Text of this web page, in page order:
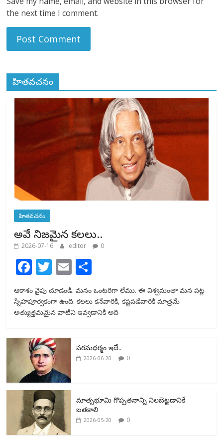
the next time I comment.
హితవచనం
హితవచనం
అవే నిజమైన కలలు..
2026-07-16 editor 0
F
ac
e
b
o
k
T
w
itt
er
E
m
ai
l
ar
e
ఆకాశం వైపు చూడండి. మనం ఒంటరిగా లేము. ఈ విశ్వమంతా మన పట్ల
స్నేహపూర్వకంగా ఉంది. కలలు కనేవారికి, కష్టపడేవారికి మాత్రమే
అత్యుత్తమమైన వాటిని ఇవ్వడానికి అది
పరమధర్మం ఇదే..
2026-06-20 0
మాతృభూమి గొప్పతనాన్ని నిలబెట్టడానికే
బతకాలి
2026-05-20 0